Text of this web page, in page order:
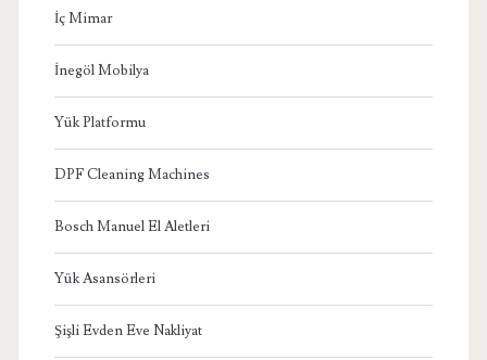
İç Mimar
İnegöl Mobilya
Yük Platformu
DPF Cleaning Machines
Bosch Manuel El Aletleri
Yük Asansörleri
Şişli Evden Eve Nakliyat